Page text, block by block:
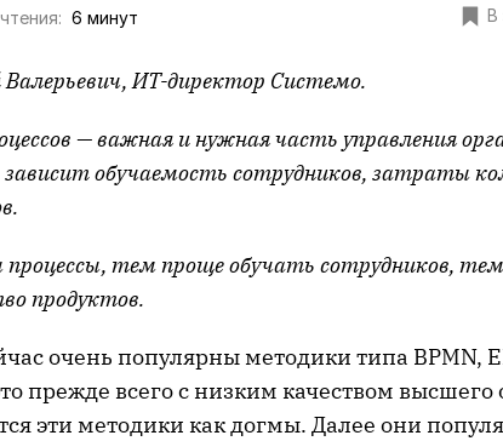
6 минут В
ИТ-директор Системо.
— важная и нужная часть управления
зависит обучаемость сотрудников, затраты
процессы, тем проще обучать сотрудников,
продуктов.
очень популярны методики типа BPMN,
прежде всего с низким качеством высшего
эти методики как догмы. Далее они